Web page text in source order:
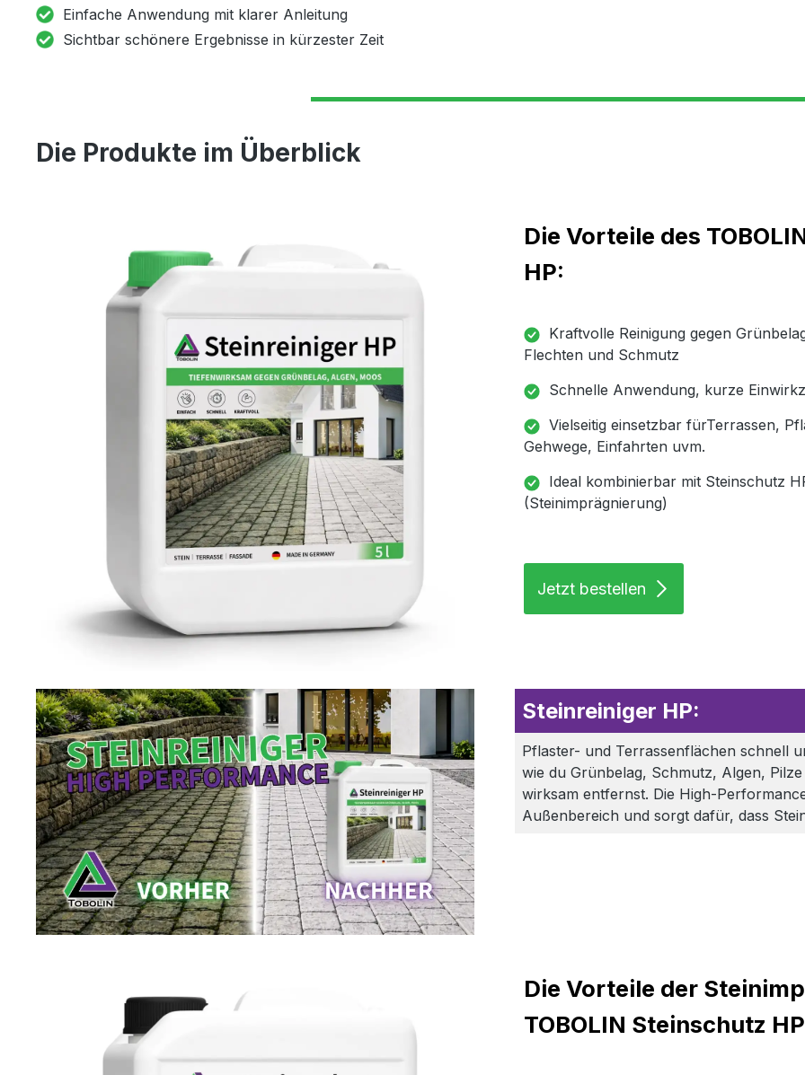
Einfache Anwendung mit klarer Anleitung
Sichtbar schönere Ergebnisse in kürzester Zeit
Die Produkte im Überblick
Die Vorteile des
HP:
Kraftvolle Reinigung gegen
Flechten und Schmutz
Schnelle Anwendung, kurze
Vielseitig einsetzbar fürTerrassen,
Gehwege, Einfahrten uvm.
Ideal kombinierbar mit Steinschutz
(Steinimprägnierung)
Jetzt bestellen
Steinreiniger HP:
Pflaster- und Terrassenflächen schnell
wie du Grünbelag, Schmutz, Algen,
wirksam entfernst. Die High-
Außenbereich und sorgt dafür, dass
Die Vorteile der
TOBOLIN Steinschutz